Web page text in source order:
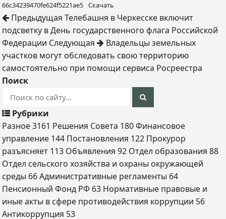
66c34239470fe624f5221ae5 Скачать
Предыдущая Телебашня в Черкесске включит
подсветку в День государственного флага Российской
Федерации Следующая
Владельцы земельных
участков могут обследовать свою территорию
самостоятельно при помощи сервиса Росреестра
Поиск
Рубрики
Разное3161 Решения Совета 180 Финансовое
управление 144 Постановления 122 Прокурор
разъясняет 113 Объявления92 Отдел образования88
Отдел сельского хозяйства и охраны окружающей
среды 66 Административные регламенты 64
Пенсионный Фонд РФ 63 Нормативные правовые и
иные акты в сфере противодействия коррупции 56
Антикоррупция 53